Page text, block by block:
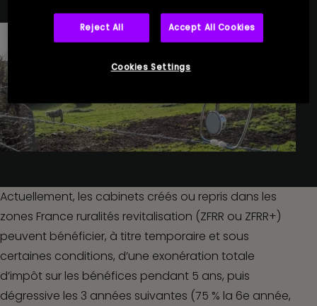
Actuellement, les cabinets créés ou repris dans les
zones France ruralités revitalisation (ZFRR ou ZFRR+)
peuvent bénéficier, à titre temporaire et sous
certaines conditions, d’une exonération totale
d’impôt sur les bénéfices pendant 5 ans, puis
dégressive les 3 années suivantes (75 % la 6e année,
Reject All Accept All Cookies
Cookies Settings